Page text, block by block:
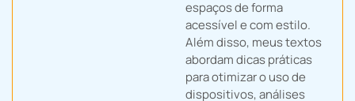
espaços de forma
acessível e com estilo.
Além disso, meus textos
abordam dicas práticas
para otimizar o uso de
dispositivos, análises